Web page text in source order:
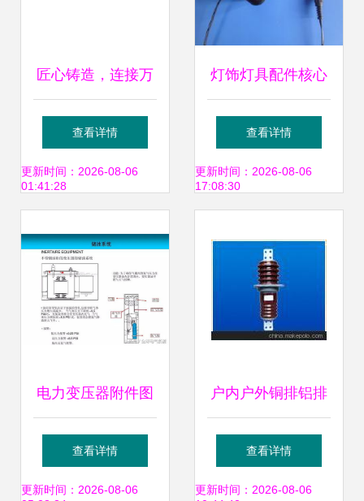
匠心铸造，连接万
家灯火——走进南
皮县金泽五金电器
查看详情
更新时间：2026-08-06
01:41:28
灯饰灯具配件核心
电源变压器佳一系
列全方位指南
查看详情
更新时间：2026-08-06
17:08:30
电力变压器附件图
文介绍 保障变压器
稳定运行的关键
查看详情
更新时间：2026-08-06
户内户外铜排铝排
穿墙套管详解与图
鉴
查看详情
更新时间：2026-08-06